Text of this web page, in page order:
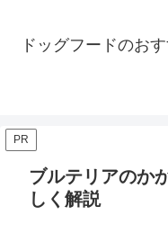
ドッグフードのお
PR
ブルテリアのか
しく解説